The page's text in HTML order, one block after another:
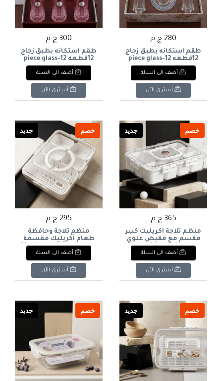
280 ج.م
طقم استكانه بطبق زجاج
12قطعه 12-piece glass
tea set with saucer
أضف الى السلة
أشتري الآن
300 ج.م
طقم استكانه بطبق زجاج
12قطعه 12-piece glass
tea set with saucer
أضف الى السلة
أشتري الآن
خصم جديد
365 ج.م
منظم ثلاجة أكريليك كبير
مقسم مع مقبض علوي
(8 خانات)8-
Compartment Large
Acrylic Fridge & Snack
Organizer with Top
Handl
أضف الى السلة
أشتري الآن
خصم جديد
295 ج.م
منظم ثلاجة وحافظة
طعام أكريليك مقسمة
مع مصفاة داخلية Multi-
Compartment Acrylic
Fridge Organizer & Food
Keeper with Drainer
أضف الى السلة
أشتري الآن
خصم جديد خصم جديد